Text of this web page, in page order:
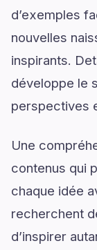
d’exemples
nouvelles
inspirants.
développe le
perspectives
Une
contenus qui
chaque idée
recherchent
d’inspirer